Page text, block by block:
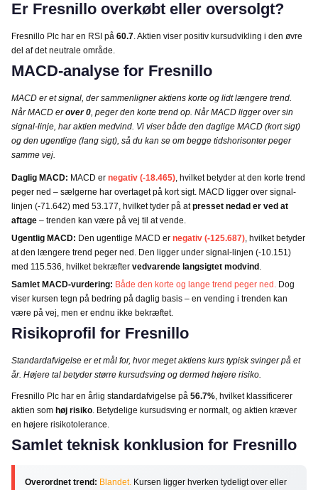
Er Fresnillo overkøbt eller oversolgt?
Fresnillo Plc har en RSI på 60.7 . Aktien viser positiv kursudvikling i den øvre
del af det neutrale område.
MACD-analyse for Fresnillo
MACD er et signal, der sammenligner aktiens korte og lidt længere trend.
Når MACD erover 0 , peger den korte trend op. Når MACD ligger over sin
signal-linje, har aktien medvind. Vi viser både den daglige MACD (kort sigt)
og den ugentlige (lang sigt), så du kan se om begge tidshorisonter peger
samme vej.
Daglig MACD: MACD er negativ (-18.465) , hvilket betyder at den korte trend
peger ned – sælgerne har overtaget på kort sigt. MACD ligger over signal-
linjen (-71.642) med 53.177, hvilket tyder på atpresset nedad er ved at
aftage – trenden kan være på vej til at vende.
Ugentlig MACD: Den ugentlige MACD er negativ (-125.687) , hvilket betyder
at den længere trend peger ned. Den ligger under signal-linjen (-10.151)
med 115.536, hvilket bekræfter vedvarende langsigtet modvind
Samlet MACD-vurdering: Både den korte og lange trend peger ned. Dog
viser kursen tegn på bedring på daglig basis – en vending i trenden kan
være på vej, men er endnu ikke bekræftet.
Risikoprofil for Fresnillo
Standardafvigelse er et mål for, hvor meget aktiens kurs typisk svinger på et
år. Højere tal betyder større kursudsving og dermed højere risiko.
Fresnillo Plc har en årlig standardafvigelse på 56.7% , hvilket klassificerer
aktien som høj risiko . Betydelige kursudsving er normalt, og aktien kræver
en højere risikotolerance.
Samlet teknisk konklusion for Fresnillo
Overordnet trend: Blandet. Kursen ligger hverken tydeligt over eller